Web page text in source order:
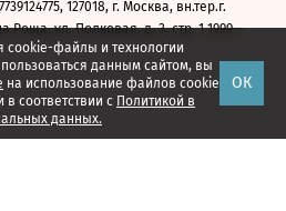
cookie-файлы и технологии
данным сайтом, вы
на использование файлов cookie
соответствии с Политикой в
данных.
ОК
127018, г. Москва, вн.тер.г.
Роща, ул. Полковая, д. 3, стр. 1 1999—